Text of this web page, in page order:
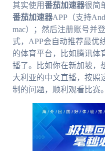
其实使用番茄加速器很简
番茄加速器APP（支持
mac）；然后注册账号并
式，APP会自动推荐最优
的体育平台，比如腾讯体
播了。比如你在新加坡，
大利亚的中文直播，按照
制的问题，顺利观看比赛。